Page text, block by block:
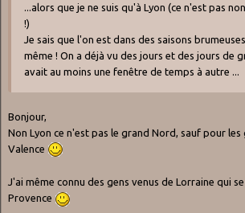
...alors que je ne suis qu'à Lyon (ce n'est pas
!)
Je sais que l'on est dans des saisons
même ! On a déjà vu des jours et des jours de
avait au moins une fenêtre de temps à autre ...
Bonjour,
Non Lyon ce n'est pas le grand Nord, sauf pour les
Valence
J'ai même connu des gens venus de Lorraine qui
Provence